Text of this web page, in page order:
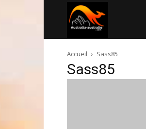
australie.com
Accueil Sass85
Sass85